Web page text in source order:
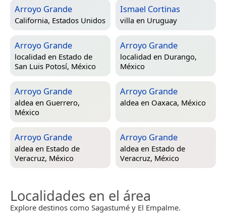
Arroyo Grande
California, Estados Unidos
Ismael Cortinas
villa en Uruguay
Arroyo Grande
localidad en Estado de
San Luis Potosí, México
Arroyo Grande
localidad en Durango,
México
Arroyo Grande
aldea en Guerrero,
México
Arroyo Grande
aldea en Oaxaca, México
Arroyo Grande
aldea en Estado de
Veracruz, México
Arroyo Grande
aldea en Estado de
Veracruz, México
Localidades en el área
Explore destinos como Sagastumé y El Empalme.